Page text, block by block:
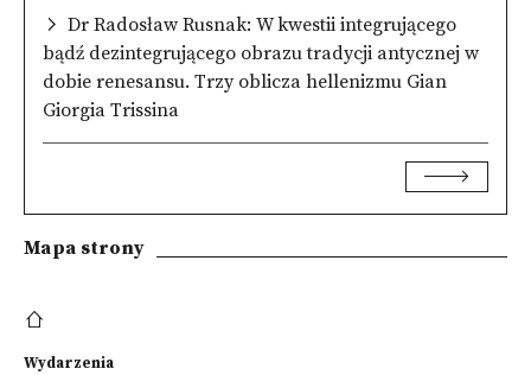
Dr Radosław Rusnak: W kwestii integrującego
bądź dezintegrującego obrazu tradycji antycznej w
dobie renesansu. Trzy oblicza hellenizmu Gian
Giorgia Trissina
Mapa strony
Wydarzenia